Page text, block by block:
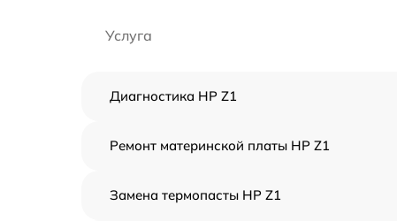
Услуга
Диагностика HP Z1
Ремонт материнской платы HP Z1
Замена термопасты HP Z1